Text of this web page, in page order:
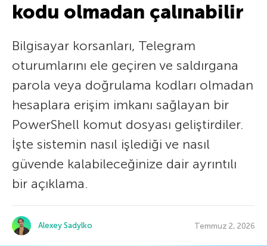
kodu olmadan çalınabilir
Bilgisayar korsanları, Telegram
oturumlarını ele geçiren ve saldırgana
parola veya doğrulama kodları olmadan
hesaplara erişim imkanı sağlayan bir
PowerShell komut dosyası geliştirdiler.
İşte sistemin nasıl işlediği ve nasıl
güvende kalabileceğinize dair ayrıntılı
bir açıklama.
Alexey Sadylko Temmuz 2, 2026